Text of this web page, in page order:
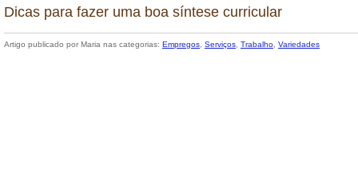
Dicas para fazer uma boa síntese curricular
Artigo publicado por Maria nas categorias: Empregos Serviços Trabalho Variedades